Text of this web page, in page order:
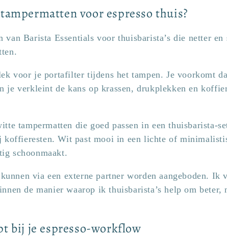
voor espresso thuis?
Barista Essentials voor thuisbarista’s die netter en
voor je portafilter tijdens het tampen. Je voorkomt
je verkleint de kans op krassen, drukplekken en
tampermatten die goed passen in een thuisbarista-
Wit past mooi in een lichte of
schoonmaakt.
via een externe partner worden aangeboden. Ik
de manier waarop ik thuisbarista’s help om beter,
bij je espresso-workflow